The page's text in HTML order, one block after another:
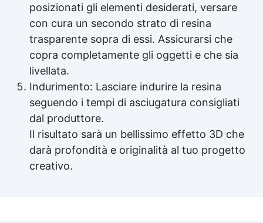
posizionati gli elementi desiderati, versare
con cura un secondo strato di resina
trasparente sopra di essi. Assicurarsi che
copra completamente gli oggetti e che sia
livellata.
Indurimento: Lasciare indurire la resina
seguendo i tempi di asciugatura consigliati
dal produttore.
Il risultato sarà un bellissimo effetto 3D che
darà profondità e originalità al tuo progetto
creativo.